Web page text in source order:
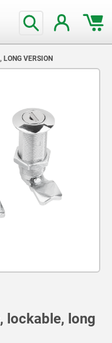
VERSION
lockable, long